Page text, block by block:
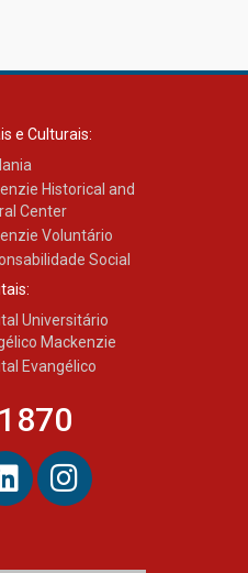
e Culturais:
Historical and
Center
Voluntário
Social
Universitário
Mackenzie
Evangélico